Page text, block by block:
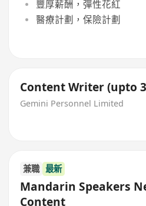
豐厚薪酬，彈性花紅
醫療計劃，保險計劃
Content Writer (upto
Gemini Personnel Limited
兼職 最新
Mandarin Speakers
Content